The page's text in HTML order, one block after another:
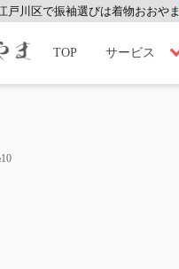
戸川区で振袖選びは着物おおやま
TOP サービス